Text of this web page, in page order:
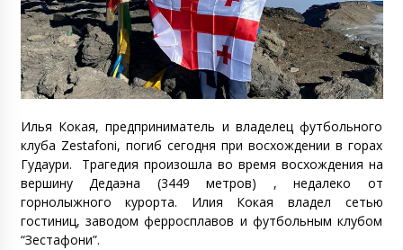
Илья Кокая, предприниматель и владелец футбольного
клуба Zestafoni, погиб сегодня при восхождении в горах
Гудаури. Трагедия произошла во время восхождения на
вершину Дедаэна (3449 метров) , недалеко от
горнолыжного курорта. Илия Кокая владел сетью
гостиниц, заводом ферросплавов и футбольным клубом
“Зестафони”.